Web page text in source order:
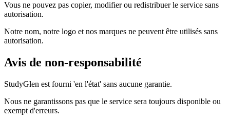
Vous ne pouvez pas copier, modifier ou redistribuer le service sans
autorisation.
Notre nom, notre logo et nos marques ne peuvent être utilisés sans
autorisation.
Avis de non-responsabilité
StudyGlen est fourni 'en l'état' sans aucune garantie.
Nous ne garantissons pas que le service sera toujours disponible ou
exempt d'erreurs.